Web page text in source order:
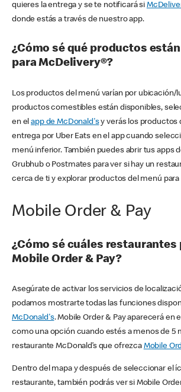
quieres la entrega y se te notificará si
donde estás a través de nuestro app.
¿Cómo sé qué productos
para McDelivery®?
Los productos del menú varían por ubicación/
productos comestibles están disponibles,
en elapp de McDonald'sy verás los productos
entrega por Uber Eats en el app cuando
menú inferior. También puedes abrir tus apps
Grubhub o Postmates para ver si hay un
cerca de ti y explorar productos del menú para
Mobile Order & Pay
¿Cómo sé cuáles
Mobile Order & Pay?
Asegúrate de activar los servicios de
podamos mostrarte todas las funciones
McDonald's. Mobile Order & Pay aparecerá en
como una opción cuando estés a menos de 5
restaurante McDonald’s que ofrezca Mobile
Dentro del mapa y después de seleccionar el
restaurante, también podrás ver si Mobile